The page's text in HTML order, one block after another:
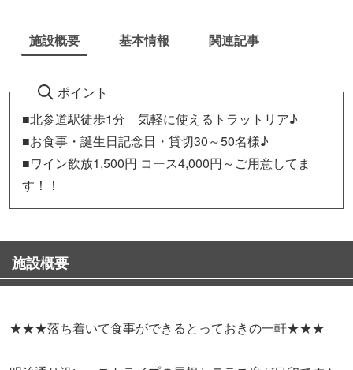
施設概要 基本情報 関連記事
ポイント
■北参道駅徒歩1分 気軽に使えるトラットリア♪
■お食事・誕生日記念日・貸切30～50名様♪
■ワイン飲放1,500円 コース4,000円～ご用意してま
す！！
施設概要
★★★落ち着いて食事ができるとっておきの一軒★★★